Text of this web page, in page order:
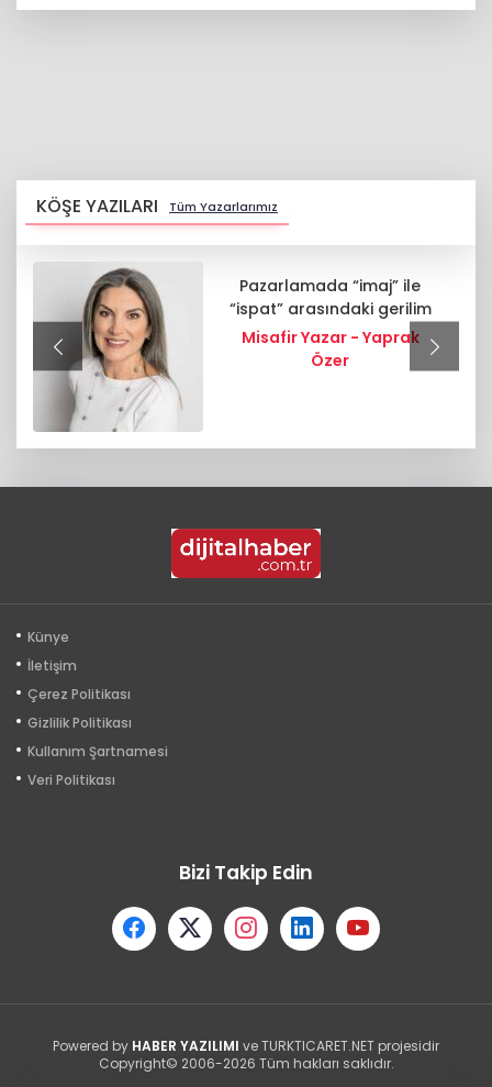
KÖŞE YAZILARI Tüm Yazarlarımız
Pazarlamada “imaj” ile
“ispat” arasındaki gerilim
Misafir Yazar - Yaprak
Özer
Künye
İletişim
Çerez Politikası
Gizlilik Politikası
Kullanım Şartnamesi
Veri Politikası
Bizi Takip Edin
Powered by HABER YAZILIMI ve TURKTICARET.NET projesidir
Copyright© 2006-2026 Tüm hakları saklıdır.